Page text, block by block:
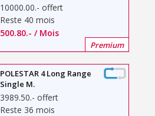
10000.00.- offert
Reste 40 mois
500.80.- / Mois
Premium
POLESTAR 4 Long Range
Single M.
3989.50.- offert
Reste 36 mois